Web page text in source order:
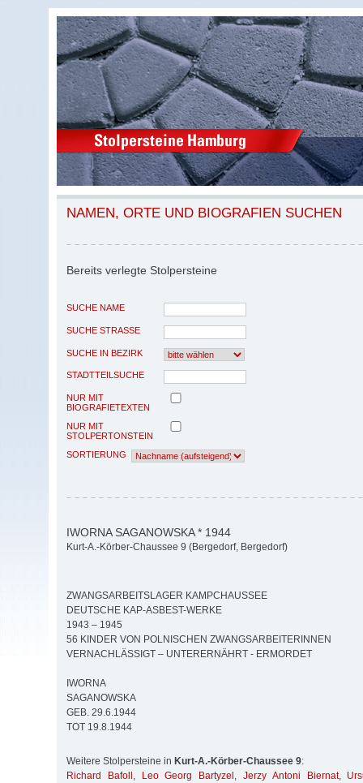
NAMEN, ORTE UND BIOGRAFIEN SUCHEN
Bereits verlegte Stolpersteine
SUCHE NAME
SUCHE STRASSE
SUCHE IN BEZIRK
STADTTEILSUCHE
NUR MIT
BIOGRAFIETEXTEN
NUR MIT
STOLPERTONSTEIN
SORTIERUNG
IWORNA SAGANOWSKA * 1944
Kurt-A.-Körber-Chaussee 9 (Bergedorf, Bergedorf)
ZWANGSARBEITSLAGER KAMPCHAUSSEE
DEUTSCHE KAP-ASBEST-WERKE
1943 – 1945
56 KINDER VON POLNISCHEN ZWANGSARBEITERINNEN
VERNACHLÄSSIGT – UNTERERNÄHRT - ERMORDET
IWORNA
SAGANOWSKA
GEB. 29.6.1944
TOT 19.8.1944
Weitere Stolpersteine in Kurt-A.-Körber-Chaussee 9:
Richard Bafoll , Leo Georg Bartyzel ,Jerzy Antoni Biernat,